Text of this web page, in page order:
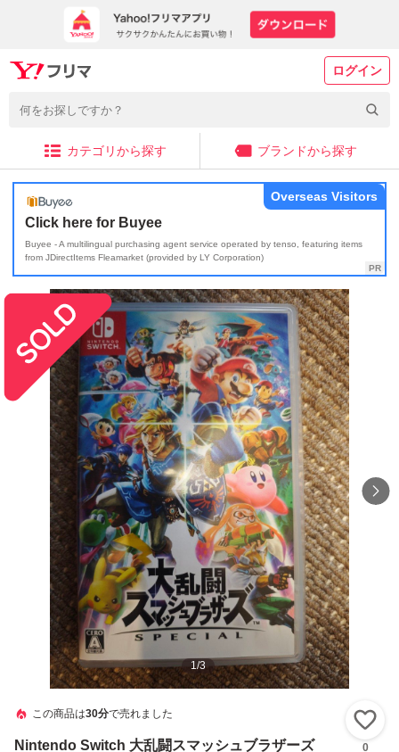
ログイン
カテゴリから探す ブランドから探す
Click here for Buyee
Buyee - A multilingual purchasing agent service operated by tenso, featuring items
from JDirectItems Fleamarket (provided by LY Corporation)
Overseas Visitors
1/3
この商品は30分で売れました
Nintendo Switch 大乱闘スマッシュブラザーズ
0